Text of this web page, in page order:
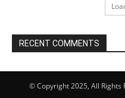
RECENT COMMENTS
© Copyright 2025, All Rights